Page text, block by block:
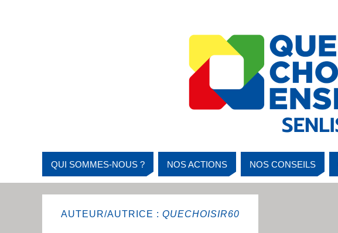
QUI SOMMES-NOUS ? NOS ACTIONS NOS CONSEILS
AUTEUR/AUTRICE : QUECHOISIR60